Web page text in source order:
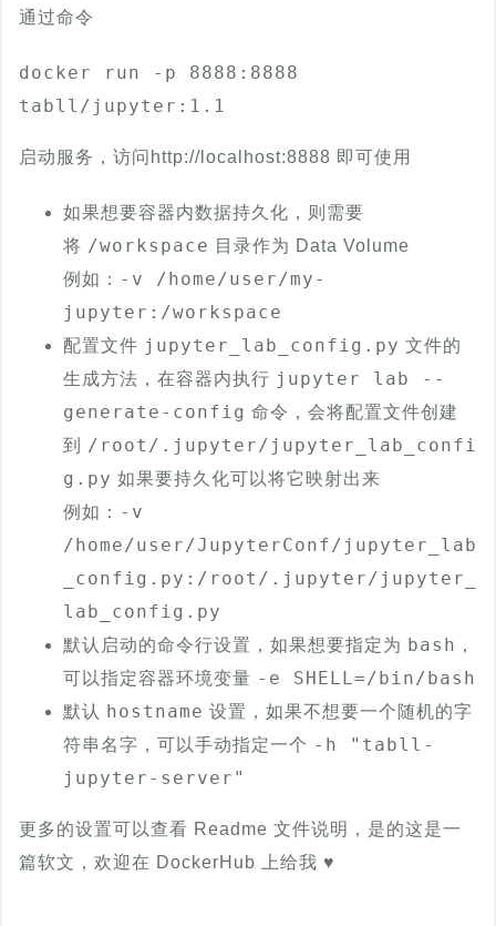
通过命令
docker run -p 8888:8888
tabll/jupyter:1.1
启动服务，访问http://localhost:8888 即可使用
如果想要容器内数据持久化，则需要
将 /workspace 目录作为 Data Volume
例如： -v /home/user/my-
jupyter:/workspace
配置文件 jupyter_lab_config.py 文件的
生成方法，在容器内执行 jupyter lab --
generate-config 命令，会将配置文件创建
到 /root/.jupyter/jupyter_lab_confi
g.py 如果要持久化可以将它映射出来
例如： -v
/home/user/JupyterConf/jupyter_lab
_config.py:/root/.jupyter/jupyter_
lab_config.py
默认启动的命令行设置，如果想要指定为 bash ，
可以指定容器环境变量 -e SHELL=/bin/bash
默认 hostname 设置，如果不想要一个随机的字
符串名字，可以手动指定一个 -h "tabll-
jupyter-server"
更多的设置可以查看 Readme 文件说明，是的这是一
篇软文，欢迎在 DockerHub 上给我 ♥